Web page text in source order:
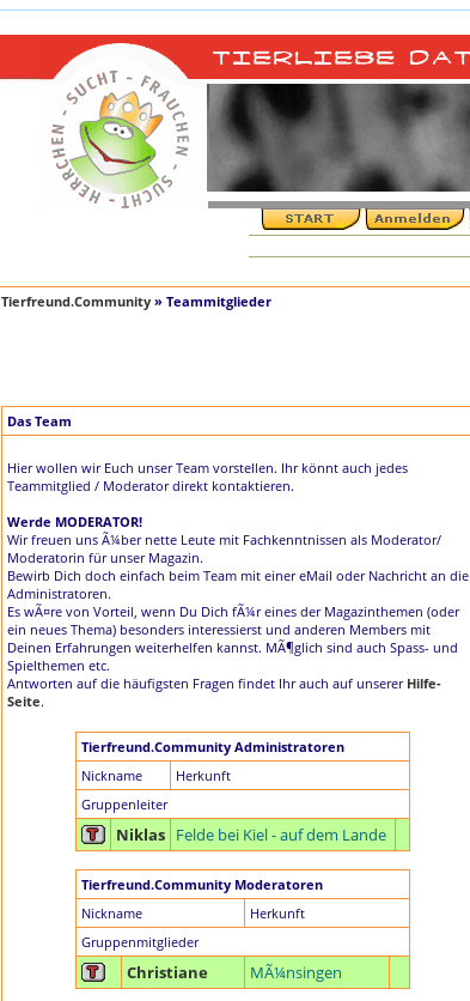
Tierfreund.Community » Teammitglieder
Das Team
Hier wollen wir Euch unser Team vorstellen. Ihr könnt auch jedes
Teammitglied / Moderator direkt kontaktieren.
Werde MODERATOR!
Wir freuen uns Ã¼ber nette Leute mit Fachkenntnissen als Moderator/
Moderatorin für unser Magazin.
Bewirb Dich doch einfach beim Team mit einer eMail oder Nachricht an die
Administratoren.
Es wÃ¤re von Vorteil, wenn Du Dich fÃ¼r eines der Magazinthemen (oder
ein neues Thema) besonders interessierst und anderen Members mit
Deinen Erfahrungen weiterhelfen kannst. MÃ¶glich sind auch Spass- und
Spielthemen etc.
Antworten auf die häufigsten Fragen findet Ihr auch auf unserer Hilfe-
Seite.
Tierfreund.Community Administratoren
Nickname
Herkunft
Gruppenleiter
Niklas Felde bei Kiel - auf dem Lande
Tierfreund.Community Moderatoren
Nickname
Herkunft
Gruppenmitglieder
Christiane MÃ¼nsingen